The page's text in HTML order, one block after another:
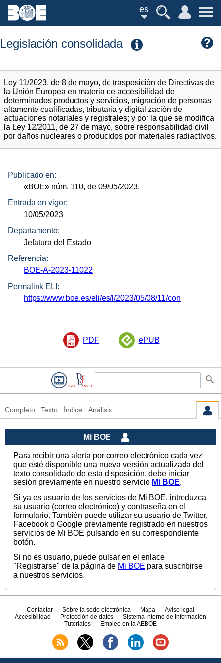
es
Legislación consolidada
Ley 11/2023, de 8 de mayo, de trasposición de Directivas de
la Unión Europea en materia de accesibilidad de
determinados productos y servicios, migración de personas
altamente cualificadas, tributaria y digitalización de
actuaciones notariales y registrales; y por la que se modifica
la Ley 12/2011, de 27 de mayo, sobre responsabilidad civil
por daños nucleares o producidos por materiales radiactivos.
Publicado en:
«BOE» núm. 110, de 09/05/2023.
Entrada en vigor:
10/05/2023
Departamento:
Jefatura del Estado
Referencia:
BOE-A-2023-11022
Permalink ELI:
https://www.boe.es/eli/es/l/2023/05/08/11/con
PDF ePUB
Completo Texto Índice Análisis
Mi BOE
Para recibir una alerta por correo electrónico cada vez
que esté disponible una nueva versión actualizada del
texto consolidado de esta disposición, debe iniciar
sesión previamente en nuestro servicio Mi BOE.
Si ya es usuario de los servicios de Mi BOE, introduzca
su usuario (correo electrónico) y contraseña en el
formulario. También puede utilizar su usuario de Twitter,
Facebook o Google previamente registrado en nuestros
servicios de Mi BOE pulsando en su correspondiente
botón.
Si no es usuario, puede pulsar en el enlace
"Registrarse" de la página de Mi BOE para suscribirse
a nuestros servicios.
Contactar Sobre la sede electrónica Mapa
Aviso legal
Accesibilidad
Protección de datos
Sistema Interno de Información
Tutoriales
Empleo en la AEBOE